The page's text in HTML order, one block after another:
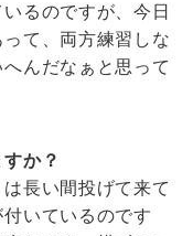
るのですが、今日
て、両方練習しな
んだなぁと思って
か？
長い間投げて来て
いているのです